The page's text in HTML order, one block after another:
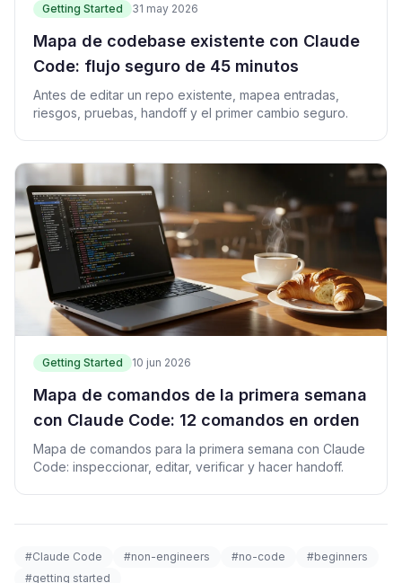
Getting Started 31 may 2026
Mapa de codebase existente con Claude
Code: flujo seguro de 45 minutos
Antes de editar un repo existente, mapea entradas,
riesgos, pruebas, handoff y el primer cambio seguro.
Getting Started 10 jun 2026
Mapa de comandos de la primera semana
con Claude Code: 12 comandos en orden
Mapa de comandos para la primera semana con Claude
Code: inspeccionar, editar, verificar y hacer handoff.
#Claude Code #non-engineers #no-code
#beginners
#getting started